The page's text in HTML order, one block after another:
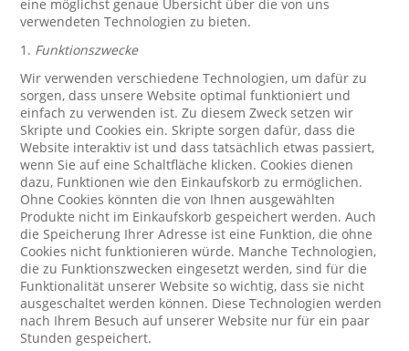
eine möglichst genaue Übersicht über die von uns
verwendeten Technologien zu bieten.
1. Funktionszwecke
Wir verwenden verschiedene Technologien, um dafür zu
sorgen, dass unsere Website optimal funktioniert und
einfach zu verwenden ist. Zu diesem Zweck setzen wir
Skripte und Cookies ein. Skripte sorgen dafür, dass die
Website interaktiv ist und dass tatsächlich etwas passiert,
wenn Sie auf eine Schaltfläche klicken. Cookies dienen
dazu, Funktionen wie den Einkaufskorb zu ermöglichen.
Ohne Cookies könnten die von Ihnen ausgewählten
Produkte nicht im Einkaufskorb gespeichert werden. Auch
die Speicherung Ihrer Adresse ist eine Funktion, die ohne
Cookies nicht funktionieren würde. Manche Technologien,
die zu Funktionszwecken eingesetzt werden, sind für die
Funktionalität unserer Website so wichtig, dass sie nicht
ausgeschaltet werden können. Diese Technologien werden
nach Ihrem Besuch auf unserer Website nur für ein paar
Stunden gespeichert.